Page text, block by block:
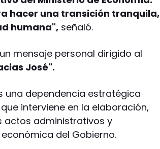
hacer una transición tranquila,
humana", señaló.
mensaje personal dirigido al
José".
una dependencia estratégica
interviene en la elaboración,
actos administrativos y
del Gobierno.